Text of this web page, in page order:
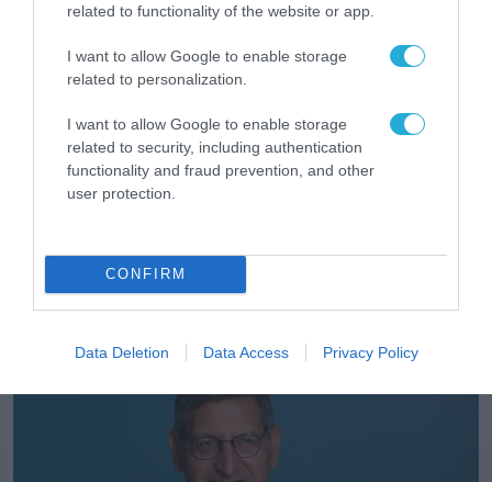
related to functionality of the website or app.
I want to allow Google to enable storage
related to personalization.
I want to allow Google to enable storage
related to security, including authentication
functionality and fraud prevention, and other
user protection.
CONFIRM
Data Deletion Data Access Privacy Policy
ΨΗΦΙΑΚΟΣ ΜΕΤΑΣΧΗΜΑΤΙΣΜΟΣ